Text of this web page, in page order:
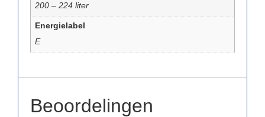
200 – 224 liter
Energielabel
E
Beoordelingen